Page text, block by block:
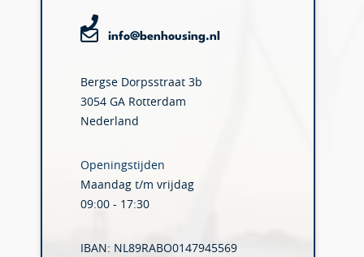
info@benhousing.nl
Bergse Dorpsstraat 3b
3054 GA Rotterdam
Nederland
Openingstijden
Maandag t/m vrijdag
09:00 - 17:30
IBAN: NL89RABO0147945569